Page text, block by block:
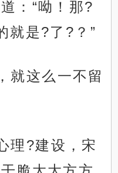
：“呦！那?
是?了?？”
就这么一不留
理?建设，宋